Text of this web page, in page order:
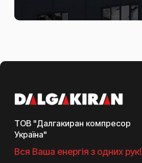
ТОВ "Далгакиран компресор
Україна"
Вся Ваша енергія з одних рук!